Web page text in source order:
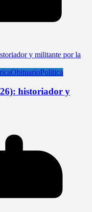
ObituarioPolítica
historiador y